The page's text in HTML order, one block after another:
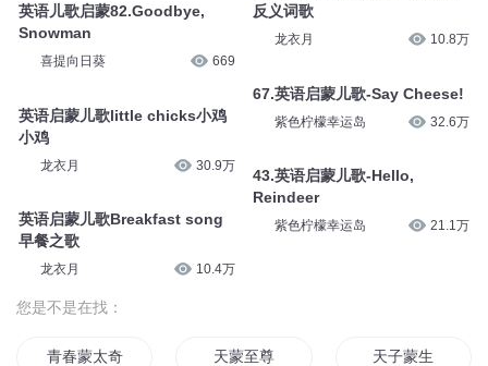
英语儿歌启蒙82.Goodbye,
Snowman
喜提向日葵 669
英语启蒙儿歌little chicks小鸡
小鸡
龙衣月 30.9万
英语启蒙儿歌Breakfast song
早餐之歌
龙衣月 10.4万
反义词歌
龙衣月 10.8万
67.英语启蒙儿歌-Say Cheese!
紫色柠檬幸运岛 32.6万
43.英语启蒙儿歌-Hello,
Reindeer
紫色柠檬幸运岛 21.1万
您是不是在找：
青春蒙太奇 天蒙至尊 天子蒙生